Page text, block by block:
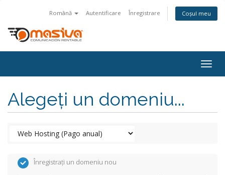
Română Autentificare Înregistrare Coșul meu
Alegeți un domeniu...
Înregistrați un domeniu nou